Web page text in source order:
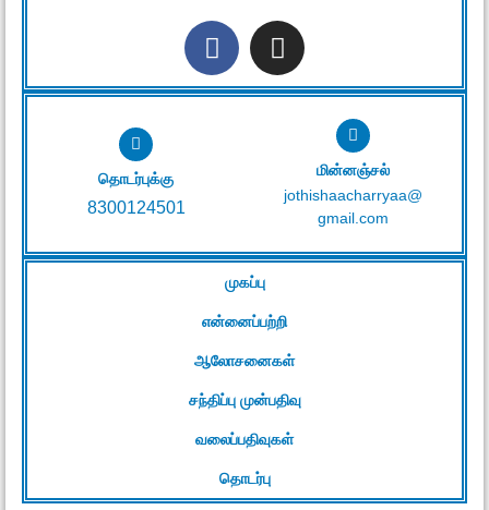
முகப்பு
என்னைப்பற்றி
ஆலோசனைகள்
சந்திப்பு முன்பதிவு
வலைப்பதிவுகள்
தொடர்பு
தொடர்புக்கு
8300124501
மின்னஞ்சல்
jothishaacharryaa@
gmail.com